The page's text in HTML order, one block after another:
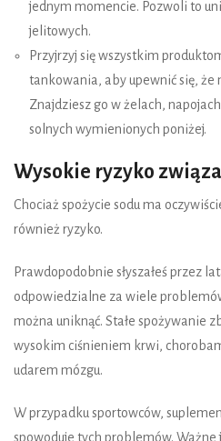
jednym momencie. Pozwoli to
jelitowych.
Przyjrzyj się wszystkim
tankowania, aby upewnić się, że
Znajdziesz go w żelach,
solnych wymienionych poniżej.
Wysokie ryzyko
Chociaż spożycie sodu ma
również ryzyko.
Prawdopodobnie słyszałeś przez
odpowiedzialne za wiele
można uniknąć. Stałe spożywanie
wysokim ciśnieniem krwi,
udarem mózgu.
W przypadku sportowców,
spowoduje tych problemów. Ważne